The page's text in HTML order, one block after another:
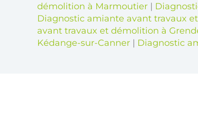
démolition à Marmoutier |
Diagnostic amiante avant travaux
avant travaux et démolition à
Kédange-sur-Canner | Diagnostic